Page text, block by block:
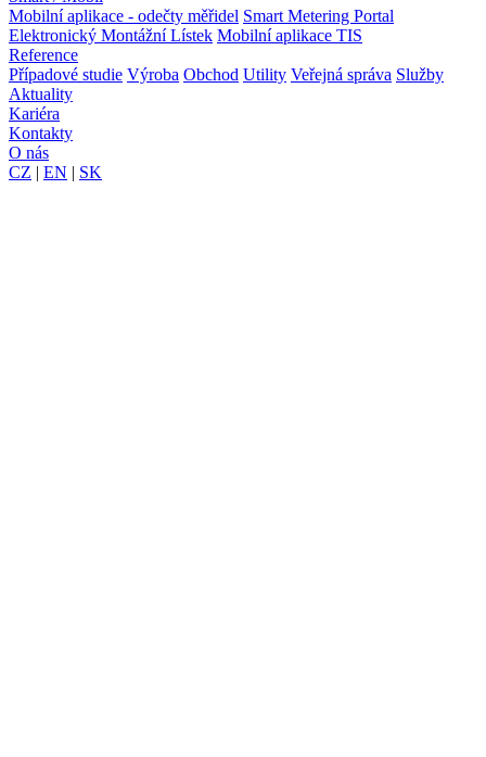
Mobilní aplikace - odečty měřidel Smart Metering Portal
Elektronický Montážní Lístek Mobilní aplikace TIS
Reference
Případové studie Výroba Obchod Utility Veřejná správa Služby
Aktuality
Kariéra
Kontakty
O nás
CZ | EN | SK